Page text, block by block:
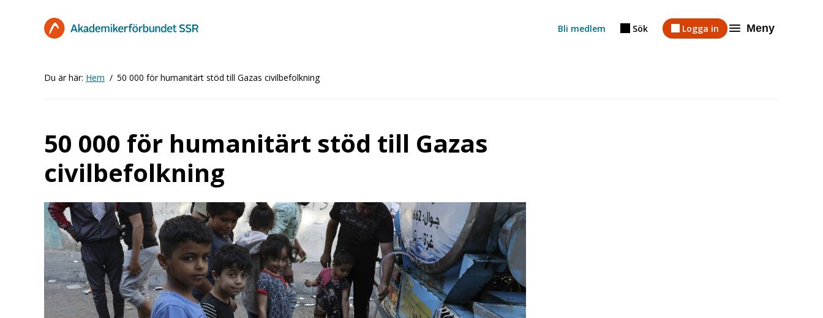
Bli medlem Sök Logga in Meny
Du är här: Hem 50 000 för humanitärt stöd till Gazas civilbefolkning
50 000 för humanitärt stöd till Gazas
civilbefolkning